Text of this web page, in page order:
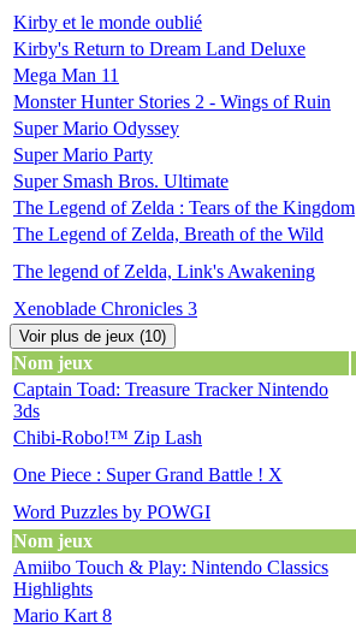
Kirby et le monde oublié
Kirby's Return to Dream Land Deluxe
Mega Man 11
Monster Hunter Stories 2 - Wings of Ruin
Super Mario Odyssey
Super Mario Party
Super Smash Bros. Ultimate
The Legend of Zelda : Tears of the Kingdom
The Legend of Zelda, Breath of the Wild
The legend of Zelda, Link's Awakening
Xenoblade Chronicles 3
Voir plus de jeux (10)
Nom jeux
Captain Toad: Treasure Tracker Nintendo
3ds
Chibi-Robo!™ Zip Lash
One Piece : Super Grand Battle ! X
Word Puzzles by POWGI
Nom jeux
Amiibo Touch & Play: Nintendo Classics
Highlights
Mario Kart 8